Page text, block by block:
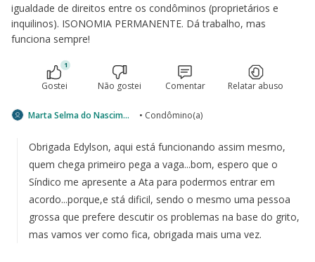
igualdade de direitos entre os condôminos (proprietários e
inquilinos). ISONOMIA PERMANENTE. Dá trabalho, mas
funciona sempre!
1
Gostei Não gostei Comentar Relatar abuso
Marta Selma do Nascimento da Fonseca • Condômino(a)
Obrigada Edylson, aqui está funcionando assim mesmo,
quem chega primeiro pega a vaga...bom, espero que o
Síndico me apresente a Ata para podermos entrar em
acordo...porque,e stá dificil, sendo o mesmo uma pessoa
grossa que prefere descutir os problemas na base do grito,
mas vamos ver como fica, obrigada mais uma vez.